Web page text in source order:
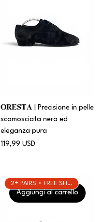
𝐎𝐑𝐄𝐒𝐓𝐀 | Precisione in pelle
scamosciata nera ed
eleganza pura
Prezzo
119,99 USD
Aggiungi al carrello
2+ PAIRS • FREE SHIPPING